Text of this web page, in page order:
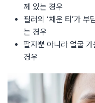
께 있는 경우
필러의 ‘채운 티’가
는 경우
팔자뿐 아니라 얼굴
경우